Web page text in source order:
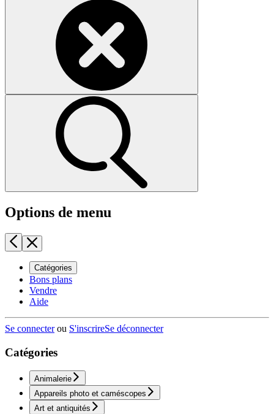
Options de menu
Catégories
Bons plans
Vendre
Aide
Se connecterou S'inscrireSe déconnecter
Catégories
Animalerie
Appareils photo et caméscopes
Art et antiquités